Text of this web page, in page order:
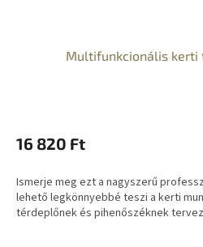
Multifunkcionális kerti
16 820 Ft
Ismerje meg ezt a nagyszerű
lehető legkönnyebbé teszi a kerti
térdeplőnek és pihenőszéknek